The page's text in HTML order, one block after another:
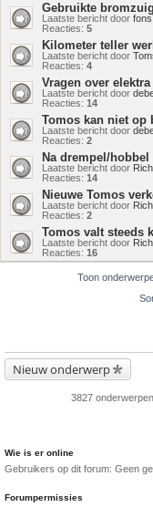
Gebruikte
Laatste bericht door
Reacties: 5
Kilometer teller
Laatste bericht door
Reacties: 4
Vragen over
Laatste bericht door
Reacties: 14
Tomos kan niet op
Laatste bericht door
Reacties: 2
Na drempel/
Laatste bericht door
Reacties: 14
Nieuwe Tomos
Laatste bericht door
Reacties: 2
Tomos valt steeds
Laatste bericht door
Reacties: 16
Toon
Nieuw onderwerp
3827 onderwerpen
Wie is er online
Gebruikers op dit forum: Geen
Forumpermissies